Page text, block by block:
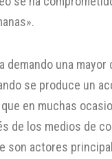
demando una
se produce un
en muchas
de los medios de
son actores